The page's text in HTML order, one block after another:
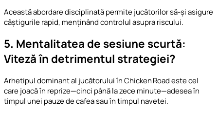
Această abordare disciplinată permite jucătorilor să-și asigure
câștigurile rapid, menținând controlul asupra riscului.
5. Mentalitatea de sesiune scurtă:
Viteză în detrimentul strategiei?
Arhetipul dominant al jucătorului în Chicken Road este cel
care joacă în reprize—cinci până la zece minute—adesea în
timpul unei pauze de cafea sau în timpul navetei.